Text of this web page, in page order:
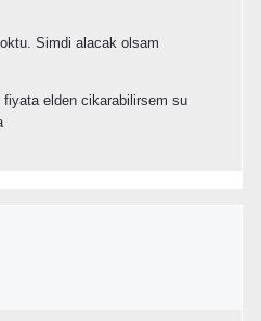
Simdi alacak olsam
elden cikarabilirsem su